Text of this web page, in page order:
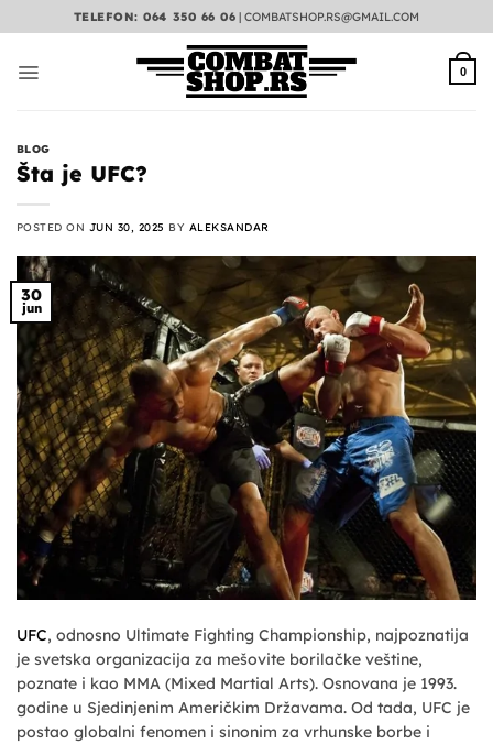
na
TELEFON: 064 350 66 06 |COMBATSHOP.RS@GMAIL.COM
0
BLOG
Šta je UFC?
POSTED ON JUN 30, 2025 BY ALEKSANDAR
30
jun
UFC, odnosno Ultimate Fighting Championship, najpoznatija
je svetska organizacija za mešovite borilačke veštine,
poznate i kao MMA (Mixed Martial Arts). Osnovana je 1993.
godine u Sjedinjenim Američkim Državama. Od tada, UFC je
postao globalni fenomen i sinonim za vrhunske borbe i